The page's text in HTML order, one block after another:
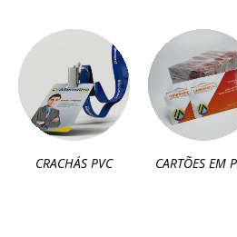
CRACHÁS PVC CARTÕES EM